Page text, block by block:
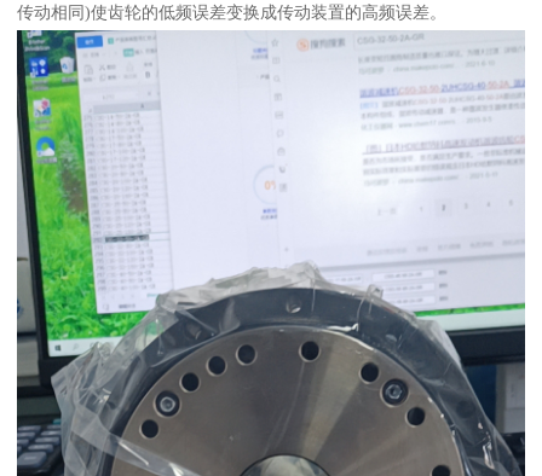
传动相同)使齿轮的低频误差变换成传动装置的高频误差。